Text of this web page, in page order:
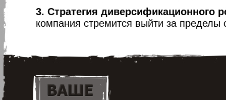
3. Стратегия диверсификационного
компания стремится выйти за пределы